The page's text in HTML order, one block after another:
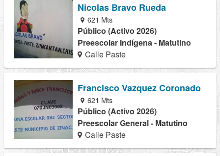
Nicolas Bravo Rueda
621 Mts
Público (Activo 2026)
Preescolar Indígena - Matutino
Calle Paste
Francisco Vazquez Coronado
621 Mts
Público (Activo 2026)
Preescolar General - Matutino
Calle Paste